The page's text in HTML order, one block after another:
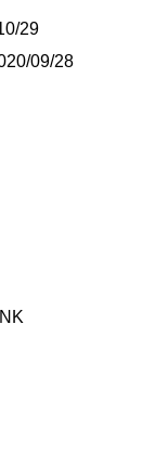
29
09/28